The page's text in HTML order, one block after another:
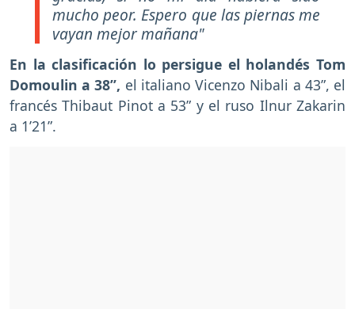
mucho peor. Espero que las piernas me
vayan mejor mañana"
En la clasificación lo persigue el holandés Tom
Domoulin a 38”, el italiano Vicenzo Nibali a 43”, el
francés Thibaut Pinot a 53” y el ruso Ilnur Zakarin
a 1’21”.